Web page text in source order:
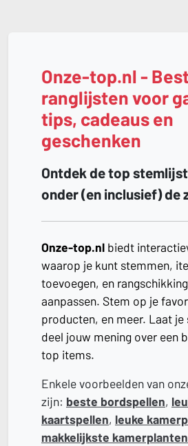
Onze-top.nl -
ranglijsten voor
tips, cadeaus en
geschenken
Ontdek de top
onder (en inclusief) de
Onze-top.nl biedt
waarop je kunt stemmen,
toevoegen, en
aanpassen. Stem op je
producten, en meer. Laat je
deel jouw mening over een
top items.
Enkele voorbeelden van
zijn: beste bordspellen,
kaartspellen, leuke
makkelijkste kamerplanten